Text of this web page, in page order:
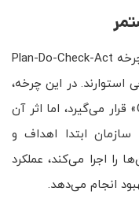
نظام‌های مدیریت HSE معمولاً بر منطق چرخه Plan-Do-Check-Act
استوارند. در این چرخه،
پایش و ارزیابی عملکرد در مرحله «Check» قرار می‌گیرد، اما اثر آن
ابتدا اهداف و
را اجرا می‌کند، عملکرد
انجام می‌دهد.